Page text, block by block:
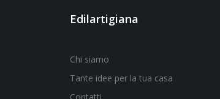
Edilartigiana
Chi siamo
Tante idee per la tua casa
Contatti